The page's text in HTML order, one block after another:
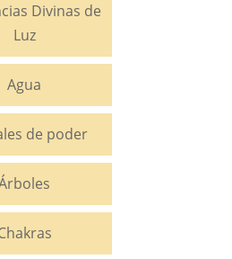
Divinas de
Luz
Agua
de poder